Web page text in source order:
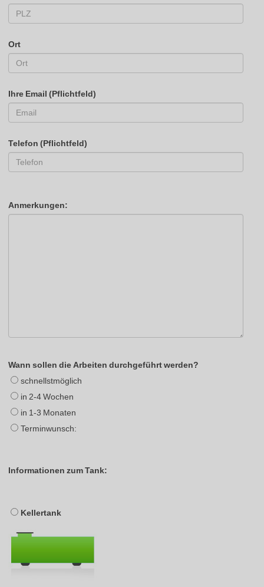
Ort
Ihre Email (Pflichtfeld)
Telefon (Pflichtfeld)
Anmerkungen:
Wann sollen die Arbeiten durchgeführt werden?
schnellstmöglich
in 2-4 Wochen
in 1-3 Monaten
Terminwunsch:
Informationen zum Tank:
Kellertank